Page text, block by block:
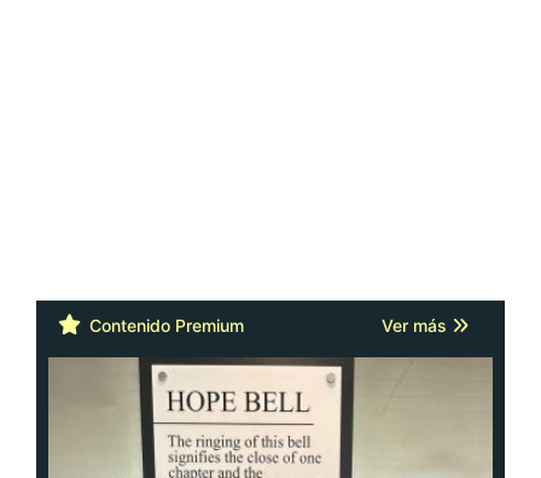
Contenido Premium Ver más